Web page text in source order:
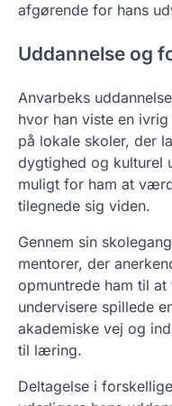
afgørende for hans
Uddannelse og
Anvarbeks
hvor han viste en
på lokale skoler, der
dygtighed og kulturel
muligt for ham at
tilegnede sig viden.
Gennem sin
mentorer, der
opmuntrede ham til
undervisere spillede
akademiske vej og
til læring.
Deltagelse i